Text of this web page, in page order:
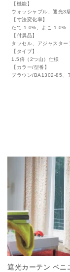
【機能】
ウォッシャブル、遮光3
【寸法変化率】
たて-1.0%、よこ-1.0%
【付属品】
タッセル、アジャスター
【タイプ】
1.5倍（2つ山）仕様
【カラー/型番】
ブラウン/BA1302-85、
遮光カーテン ベニ